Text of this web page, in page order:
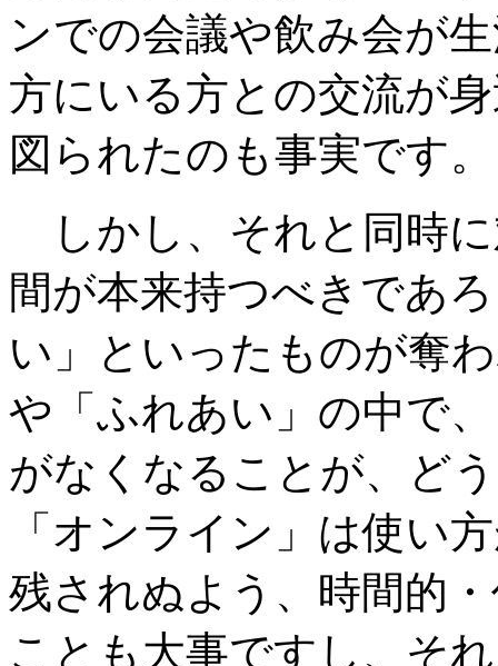
ンでの会議や飲み会が
方にいる方との交流が
図られたのも事実です。
しかし、それと同時
間が本来持つべきであ
い」といったものが奪
や「ふれあい」の中で
がなくなることが、ど
「オンライン」は使い
残されぬよう、時間的
ことも大事ですし、そ